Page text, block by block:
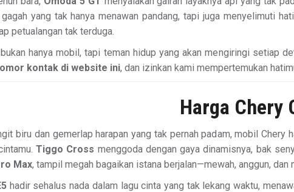
yang tak hanya menawan pandang, tapi juga menyelimuti
petualangan tak terduga.
hanya mobil, tapi teman hidup yang akan mengiringi setiap
kontak di website ini, dan izinkan kami mempertemukan
Harga Chery
biru dan gemerlap harapan yang tak pernah padam, mobil
Tiggo Cross menggoda dengan gaya dinamisnya, bak
Max, tampil megah bagaikan istana berjalan—mewah, anggun,
hadir sehalus nada dalam lagu cinta yang tak lekang waktu,